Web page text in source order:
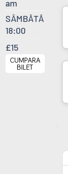
am
SÂMBĂTĂ
18:00
£15
CUMPARA
BILET